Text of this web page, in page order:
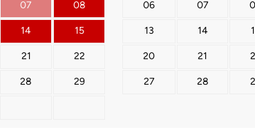
07 08
14 15
21 22
28 29
06 07
13 14
20 21
27 28